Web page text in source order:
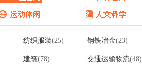
纺织服装(25) 钢铁冶金(23)
建筑(78) 交通运输物流(48)